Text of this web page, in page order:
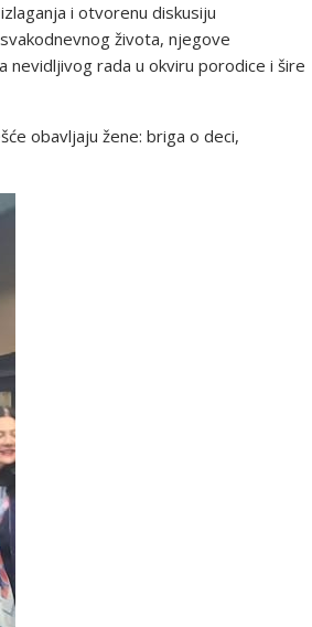
i otvorenu diskusiju
života, njegove
nevidljivog rada u okviru porodice i šire
obavljaju žene: briga o deci,